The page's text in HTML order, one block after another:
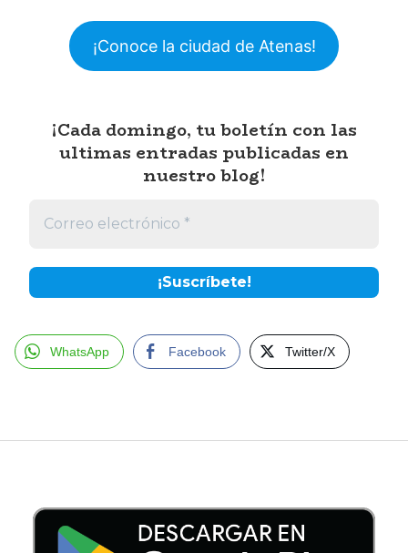
¡Conoce la ciudad de Atenas!
¡Cada domingo, tu boletín con las
ultimas entradas publicadas en
nuestro blog!
WhatsApp Facebook Twitter/X